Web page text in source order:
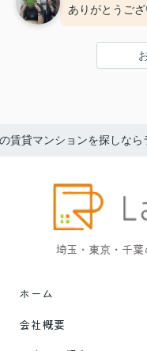
ありがとうござ
賃貸マンションを探しなら
埼玉・東京・千
ホーム
会社概要